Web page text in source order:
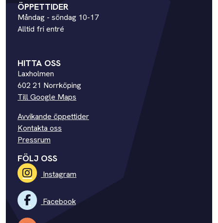
ÖPPETTIDER
Måndag - söndag 10-17
Alltid fri entré
HITTA OSS
Laxholmen
602 21 Norrköping
Till Google Maps
Avvikande öppettider
Kontakta oss
Pressrum
FÖLJ OSS
Instagram
Facebook